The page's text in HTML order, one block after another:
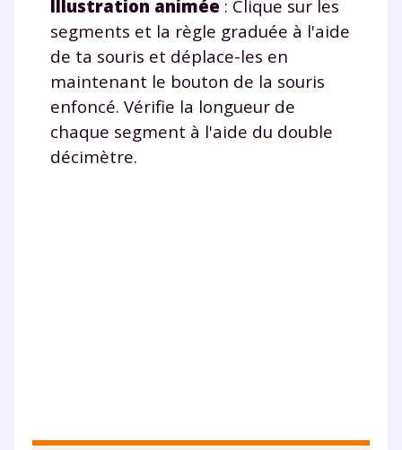
Illustration animée : Clique sur les
segments et la règle graduée à l'aide
de ta souris et déplace-les en
maintenant le bouton de la souris
enfoncé. Vérifie la longueur de
chaque segment à l'aide du double
décimètre.